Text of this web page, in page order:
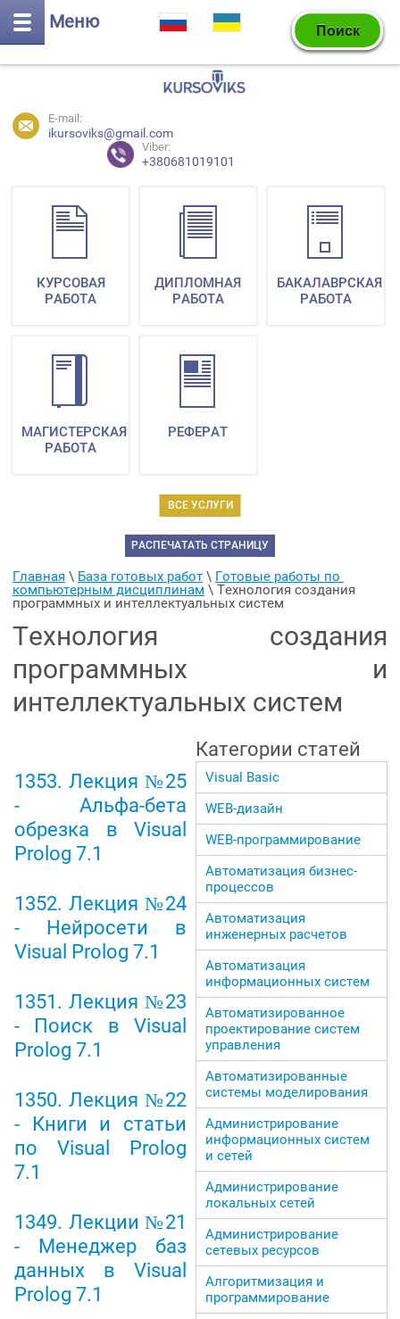
Меню
E-mail:
ikursoviks@gmail.com
Viber:
+380681019101
ВСЕ УСЛУГИ
КУРСОВАЯ
РАБОТА
ДИПЛОМНАЯ
РАБОТА
БАКАЛАВРСКАЯ
РАБОТА
МАГИСТЕРСКАЯ
РАБОТА
РЕФЕРАТ
РАСПЕЧАТАТЬ СТРАНИЦУ
Главная \ База готовых работ \ Готовые работы по
компьютерным дисциплинам \ Технология создания
программных и интеллектуальных систем
Технология создания
программных и
интеллектуальных систем
1353. Лекция №25
- Альфа-бета
обрезка в Visual
Prolog 7.1
1352. Лекция №24
- Нейросети в
Visual Prolog 7.1
1351. Лекция №23
- Поиск в Visual
Prolog 7.1
1350. Лекция №22
- Книги и статьи
по Visual Prolog
7.1
1349. Лекции №21
- Менеджер баз
данных в Visual
Prolog 7.1
Категории статей
Visual Basic
WEB-дизайн
WEB-программирование
Автоматизация бизнес-
процессов
Автоматизация
инженерных расчетов
Автоматизация
информационных систем
Автоматизированное
проектирование систем
управления
Автоматизированные
системы моделирования
Администрирование
информационных систем
и сетей
Администрирование
локальных сетей
Администрирование
сетевых ресурсов
Алгоритмизация и
программирование